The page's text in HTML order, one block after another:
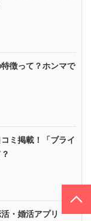
徴って？ホンマで
ミ掲載！「ブライ
・婚活アプリ